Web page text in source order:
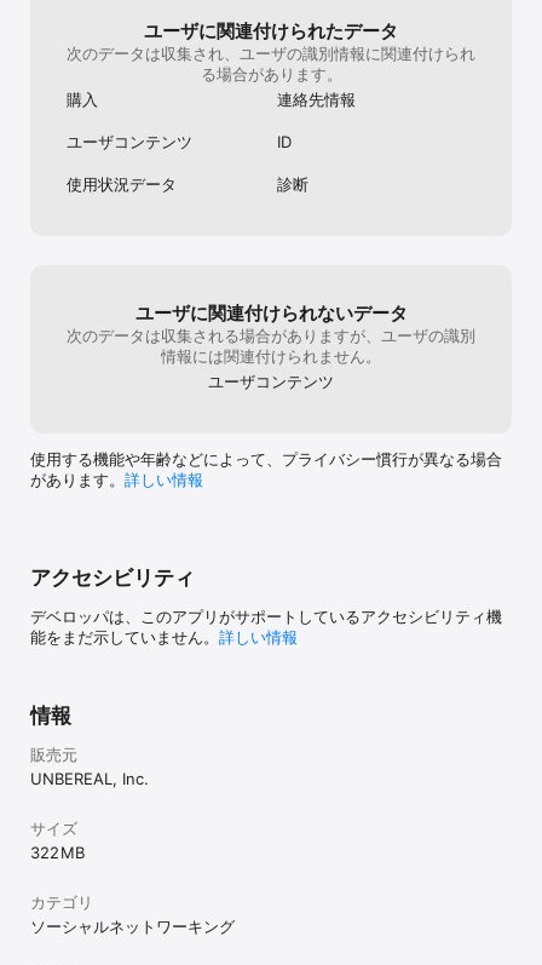
ーの為の書き込
ユーザに関連付けられたデータ
次のデータは収集され、ユーザの識別情報に関連付けられ
る場合があります。
購入
連絡先情報
ユーザコンテンツ ID
使用状況データ 診断
ユーザに関連付けられないデータ
次のデータは収集される場合がありますが、ユーザの識別
情報には関連付けられません。
ユーザコンテンツ
使用する機能や年齢などによって、プライバシー慣行が異なる場合
があります。 詳しい情報
アクセシビリティ
デベロッパは、このアプリがサポートしているアクセシビリティ機
能をまだ示していません。 詳しい情報
情報
販売元
UNBEREAL, Inc.
サイズ
322 MB
カテゴリ
ソーシャルネットワーキング